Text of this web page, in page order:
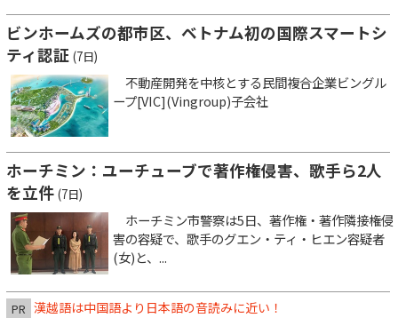
ビンホームズの都市区、ベトナム初の国際スマートシ
ティ認証 (7日)
不動産開発を中核とする民間複合企業ビングル
ープ[VIC](Vingroup)子会社
ホーチミン：ユーチューブで著作権侵害、歌手ら2人
を立件 (7日)
ホーチミン市警察は5日、著作権・著作隣接権侵
害の容疑で、歌手のグエン・ティ・ヒエン容疑者
(女)と、...
PR 漢越語は中国語より日本語の音読みに近い！